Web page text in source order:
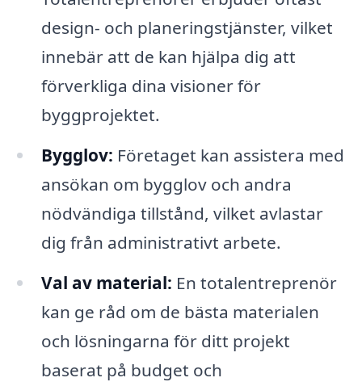
design- och planeringstjänster, vilket
innebär att de kan hjälpa dig att
förverkliga dina visioner för
byggprojektet.
Bygglov: Företaget kan assistera med
ansökan om bygglov och andra
nödvändiga tillstånd, vilket avlastar
dig från administrativt arbete.
Val av material: En totalentreprenör
kan ge råd om de bästa materialen
och lösningarna för ditt projekt
baserat på budget och